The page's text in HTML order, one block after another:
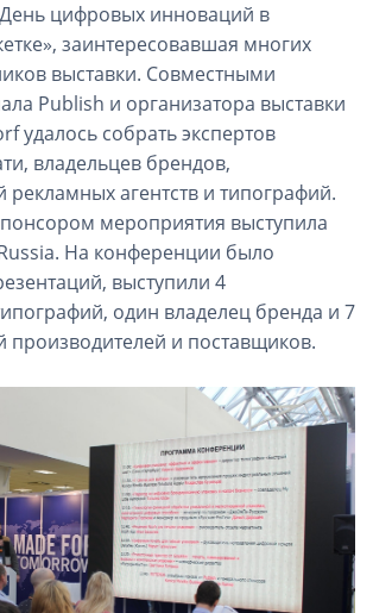
цифровых инноваций в
заинтересовавшая многих
выставки. Совместными
Publish и организатора выставки
удалось собрать экспертов
владельцев брендов,
рекламных агентств и типографий.
мероприятия выступила
На конференции было
выступили 4
один владелец бренда и 7
производителей и поставщиков.